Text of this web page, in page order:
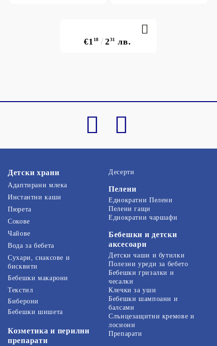
€1 18 231 лв.
Детски храни
Адаптирани млека
Инстантни каши
Пюрета
Сокове
Чайове
Вода за бебета
Сухари, снаксове и
бисквити
Бебешки макарони
Десерти
Пелени
Еднократни Пелени
Пелени гащи
Еднократни чаршафи
Бебешки и детски
аксесоари
Детски чаши и бутилки
Полезни уреди за бебето
Бебешки гризалки и
чесалки
Текстил
Биберони
Бебешки шишета
Козметика и перилни
препарати
Клечки за уши
Бебешки шампоани и
балсами
Слънцезащитни кремове и
лосиони
Препарати